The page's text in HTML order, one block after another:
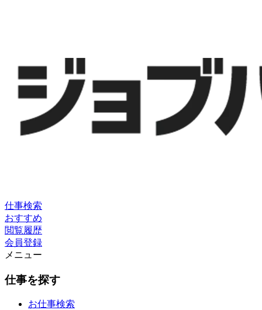
仕事検索
おすすめ
閲覧履歴
会員登録
メニュー
仕事を探す
お仕事検索